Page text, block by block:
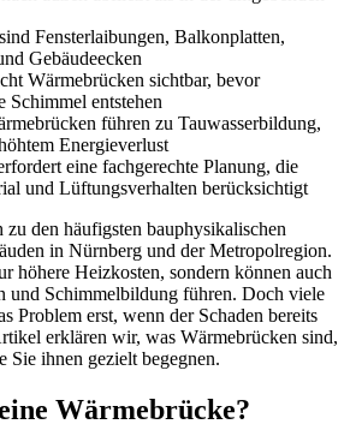
Fensterlaibungen, Balkonplatten,
Gebäudeecken
Wärmebrücken sichtbar, bevor
Schimmel entstehen
führen zu Tauwasserbildung,
Energieverlust
eine fachgerechte Planung, die
und Lüftungsverhalten berücksichtigt
zu den häufigsten bauphysikalischen
in Nürnberg und der Metropolregion.
höhere Heizkosten, sondern können auch
und Schimmelbildung führen. Doch viele
Problem erst, wenn der Schaden bereits
erklären wir, was Wärmebrücken sind,
Sie ihnen gezielt begegnen.
Wärmebrücke?